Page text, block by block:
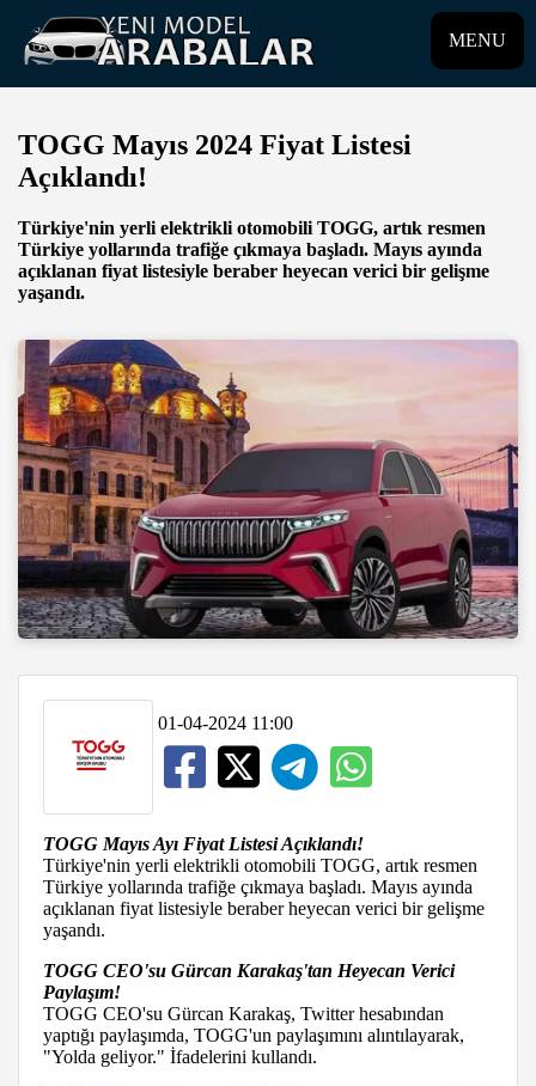
MENU
TOGG Mayıs 2024 Fiyat Listesi
Açıklandı!
Türkiye'nin yerli elektrikli otomobili TOGG, artık resmen
Türkiye yollarında trafiğe çıkmaya başladı. Mayıs ayında
açıklanan fiyat listesiyle beraber heyecan verici bir gelişme
yaşandı.
01-04-2024 11:00
TOGG Mayıs Ayı Fiyat Listesi Açıklandı!
Türkiye'nin yerli elektrikli otomobili TOGG, artık resmen
Türkiye yollarında trafiğe çıkmaya başladı. Mayıs ayında
açıklanan fiyat listesiyle beraber heyecan verici bir gelişme
yaşandı.
TOGG CEO'su Gürcan Karakaş'tan Heyecan Verici
Paylaşım!
TOGG CEO'su Gürcan Karakaş, Twitter hesabından
yaptığı paylaşımda, TOGG'un paylaşımını alıntılayarak,
"Yolda geliyor." İfadelerini kullandı.